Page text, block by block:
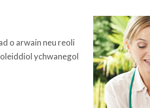
o arwain neu reoli
ychwanegol